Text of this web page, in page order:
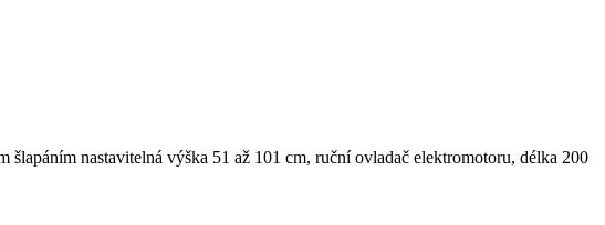
nastavitelná výška 51 až 101 cm, ruční ovladač elektromotoru, délka 200